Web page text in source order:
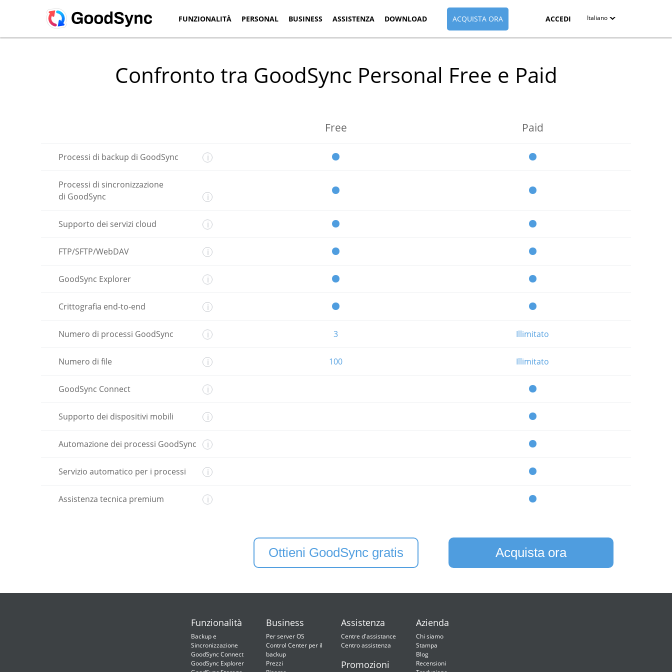
FUNZIONALITÀ PERSONAL BUSINESS ASSISTENZA DOWNLOAD ACQUISTA ORA ACCEDI Italiano
Confronto tra GoodSync Personal Free e Paid
Free Paid
Processi di backup di GoodSync i
Processi di sincronizzazione
di GoodSync
i
Supporto dei servizi cloud i
FTP/SFTP/WebDAV i
GoodSync Explorer i
Crittografia end-to-end i
Numero di processi GoodSync i 3 Illimitato
Numero di file i 100 Illimitato
GoodSync Connect i
Supporto dei dispositivi mobili i
Automazione dei processi GoodSync i
Servizio automatico per i processi i
Assistenza tecnica premium i
Ottieni GoodSync gratis Acquista ora
Funzionalità
Backup e
Sincronizzazione
GoodSync Connect
GoodSync Explorer
Business
Per server OS
Control Center per il
backup
Prezzi
Assistenza
Centre d'assistance
Centro assistenza
Promozioni
Azienda
Chi siamo
Stampa
Blog
Recensioni